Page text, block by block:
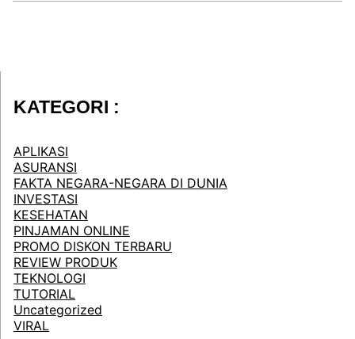
KATEGORI :
APLIKASI
ASURANSI
FAKTA NEGARA-NEGARA DI DUNIA
INVESTASI
KESEHATAN
PINJAMAN ONLINE
PROMO DISKON TERBARU
REVIEW PRODUK
TEKNOLOGI
TUTORIAL
Uncategorized
VIRAL